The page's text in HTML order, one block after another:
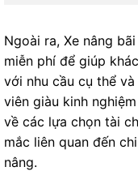
Ngoài ra, Xe nâng
miễn phí để giúp
với nhu cầu cụ thể
viên giàu kinh
về các lựa chọn tài
mắc liên quan đến
nâng.